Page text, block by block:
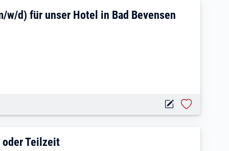
Hotelfachmann (m/w/d) für unser
d) für unser Hotel in Bad Bevensen
Geschick in Voll- oder Teilzeit
Teilzeit